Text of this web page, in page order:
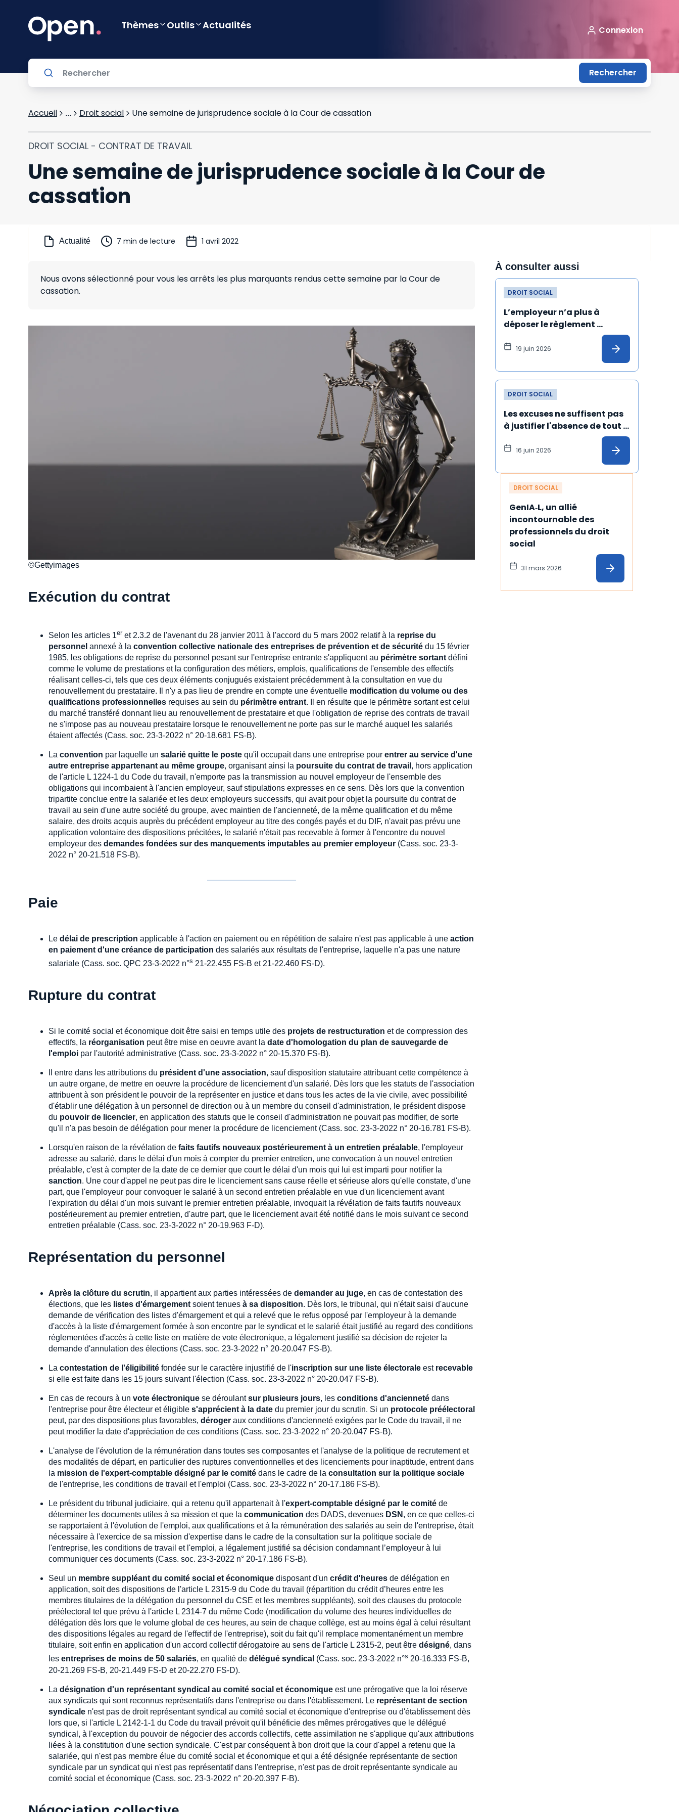
Thèmes Outils Actualités Connexion
Rechercher
Accueil ... Droit social Une semaine de jurisprudence sociale à la Cour de cassation
DROIT SOCIAL - CONTRAT DE TRAVAIL
Une semaine de jurisprudence sociale à la Cour de
cassation
Actualité 7 min de lecture 1 avril 2022
Nous avons sélectionné pour vous les arrêts les plus marquants rendus cette semaine par la Cour de
cassation.
©Gettyimages
Exécution du contrat
Selon les articles 1er et 2.3.2 de l'avenant du 28 janvier 2011 à l'accord du 5 mars 2002 relatif à la reprise du
personnel annexé à la convention collective nationale des entreprises de prévention et de sécurité du 15 février
1985, les obligations de reprise du personnel pesant sur l'entreprise entrante s'appliquent au périmètre sortant défini
comme le volume de prestations et la configuration des métiers, emplois, qualifications de l'ensemble des effectifs
réalisant celles-ci, tels que ces deux éléments conjugués existaient précédemment à la consultation en vue du
renouvellement du prestataire. Il n'y a pas lieu de prendre en compte une éventuelle modification du volume ou des
qualifications professionnelles requises au sein du périmètre entrant. Il en résulte que le périmètre sortant est celui
du marché transféré donnant lieu au renouvellement de prestataire et que l'obligation de reprise des contrats de travail
ne s'impose pas au nouveau prestataire lorsque le renouvellement ne porte pas sur le marché auquel les salariés
étaient affectés (Cass. soc. 23-3-2022 n° 20-18.681 FS-B).
La convention par laquelle un salarié quitte le poste qu'il occupait dans une entreprise pour entrer au service d'une
autre entreprise appartenant au même groupe, organisant ainsi la poursuite du contrat de travail , hors application
de l'article L 1224-1 du Code du travail, n'emporte pas la transmission au nouvel employeur de l'ensemble des
obligations qui incombaient à l'ancien employeur, sauf stipulations expresses en ce sens. Dès lors que la convention
tripartite conclue entre la salariée et les deux employeurs successifs, qui avait pour objet la poursuite du contrat de
travail au sein d'une autre société du groupe, avec maintien de l'ancienneté, de la même qualification et du même
salaire, des droits acquis auprès du précédent employeur au titre des congés payés et du DIF, n'avait pas prévu une
application volontaire des dispositions précitées, le salarié n'était pas recevable à former à l'encontre du nouvel
employeur des demandes fondées sur des manquements imputables au premier employeur (Cass. soc. 23-3-
2022 n° 20-21.518 FS-B).
Paie
Le délai de prescription applicable à l'action en paiement ou en répétition de salaire n'est pas applicable à une action
en paiement d'une créance de participation des salariés aux résultats de l'entreprise, laquelle n'a pas une nature
salariale (Cass. soc. QPC 23-3-2022 n°s 21-22.455 FS-B et 21-22.460 FS-D).
Rupture du contrat
Si le comité social et économique doit être saisi en temps utile des projets de restructuration et de compression des
effectifs, la réorganisation peut être mise en oeuvre avant la date d'homologation du plan de sauvegarde de
l'emploi par l'autorité administrative (Cass. soc. 23-3-2022 n° 20-15.370 FS-B).
Il entre dans les attributions du président d'une association, sauf disposition statutaire attribuant cette compétence à
un autre organe, de mettre en oeuvre la procédure de licenciement d'un salarié. Dès lors que les statuts de l'association
attribuent à son président le pouvoir de la représenter en justice et dans tous les actes de la vie civile, avec possibilité
d'établir une délégation à un personnel de direction ou à un membre du conseil d'administration, le président dispose
du pouvoir de licencier, en application des statuts que le conseil d'administration ne pouvait pas modifier, de sorte
qu'il n'a pas besoin de délégation pour mener la procédure de licenciement (Cass. soc. 23-3-2022 n° 20-16.781 FS-B).
Lorsqu'en raison de la révélation de faits fautifs nouveaux postérieurement à un entretien préalable, l'employeur
adresse au salarié, dans le délai d'un mois à compter du premier entretien, une convocation à un nouvel entretien
préalable, c'est à compter de la date de ce dernier que court le délai d'un mois qui lui est imparti pour notifier la
sanction. Une cour d'appel ne peut pas dire le licenciement sans cause réelle et sérieuse alors qu'elle constate, d'une
part, que l'employeur pour convoquer le salarié à un second entretien préalable en vue d'un licenciement avant
l'expiration du délai d'un mois suivant le premier entretien préalable, invoquait la révélation de faits fautifs nouveaux
postérieurement au premier entretien, d'autre part, que le licenciement avait été notifié dans le mois suivant ce second
entretien préalable (Cass. soc. 23-3-2022 n° 20-19.963 F-D).
Représentation du personnel
Après la clôture du scrutin, il appartient aux parties intéressées de demander au juge, en cas de contestation des
élections, que les listes d'émargementsoient tenues à sa disposition. Dès lors, le tribunal, qui n'était saisi d'aucune
demande de vérification des listes d'émargement et qui a relevé que le refus opposé par l'employeur à la demande
d'accès à la liste d'émargement formée à son encontre par le syndicat et le salarié était justifié au regard des conditions
réglementées d'accès à cette liste en matière de vote électronique, a légalement justifié sa décision de rejeter la
demande d'annulation des élections (Cass. soc. 23-3-2022 n° 20-20.047 FS-B).
La contestation de l'éligibilité fondée sur le caractère injustifié de l'inscription sur une liste électorale est recevable
si elle est faite dans les 15 jours suivant l'élection (Cass. soc. 23-3-2022 n° 20-20.047 FS-B).
En cas de recours à un vote électronique se déroulantsur plusieurs jours, les conditions d'ancienneté dans
l'entreprise pour être électeur et éligible s'apprécient à la date du premier jour du scrutin. Si un protocole préélectoral
peut, par des dispositions plus favorables, déroger aux conditions d'ancienneté exigées par le Code du travail, il ne
peut modifier la date d'appréciation de ces conditions (Cass. soc. 23-3-2022 n° 20-20.047 FS-B).
L'analyse de l'évolution de la rémunération dans toutes ses composantes et l'analyse de la politique de recrutement et
des modalités de départ, en particulier des ruptures conventionnelles et des licenciements pour inaptitude, entrent dans
la mission de l'expert-comptable désigné par le comité dans le cadre de la consultation sur la politique sociale
de l'entreprise, les conditions de travail et l'emploi (Cass. soc. 23-3-2022 n° 20-17.186 FS-B).
Le président du tribunal judiciaire, qui a retenu qu'il appartenait à l'expert-comptable désigné par le comité de
déterminer les documents utiles à sa mission et que la communication des DADS, devenues DSN , en ce que celles-ci
se rapportaient à l'évolution de l'emploi, aux qualifications et à la rémunération des salariés au sein de l'entreprise, était
nécessaire à l'exercice de sa mission d'expertise dans le cadre de la consultation sur la politique sociale de
l'entreprise, les conditions de travail et l'emploi, a légalement justifié sa décision condamnant l’employeur à lui
communiquer ces documents (Cass. soc. 23-3-2022 n° 20-17.186 FS-B).
Seul un membre suppléant du comité social et économique disposant d'un crédit d'heures de délégation en
application, soit des dispositions de l'article L 2315-9 du Code du travail (répartition du crédit d’heures entre les
membres titulaires de la délégation du personnel du CSE et les membres suppléants), soit des clauses du protocole
préélectoral tel que prévu à l'article L 2314-7 du même Code (modification du volume des heures individuelles de
délégation dès lors que le volume global de ces heures, au sein de chaque collège, est au moins égal à celui résultant
des dispositions légales au regard de l'effectif de l'entreprise), soit du fait qu'il remplace momentanément un membre
titulaire, soit enfin en application d'un accord collectif dérogatoire au sens de l'article L 2315-2, peut être désigné, dans
les entreprises de moins de 50 salariés, en qualité de délégué syndical (Cass. soc. 23-3-2022 n°s 20-16.333 FS-B,
20-21.269 FS-B, 20-21.449 FS-D et 20-22.270 FS-D).
La désignation d'un représentant syndical au comité social et économique est une prérogative que la loi réserve
aux syndicats qui sont reconnus représentatifs dans l'entreprise ou dans l'établissement. Le représentant de section
syndicale n'est pas de droit représentant syndical au comité social et économique d'entreprise ou d'établissement dès
lors que, si l'article L 2142-1-1 du Code du travail prévoit qu'il bénéficie des mêmes prérogatives que le délégué
syndical, à l'exception du pouvoir de négocier des accords collectifs, cette assimilation ne s'applique qu'aux attributions
liées à la constitution d'une section syndicale. C'est par conséquent à bon droit que la cour d'appel a retenu que la
salariée, qui n'est pas membre élue du comité social et économique et qui a été désignée représentante de section
syndicale par un syndicat qui n'est pas représentatif dans l'entreprise, n'est pas de droit représentante syndicale au
comité social et économique (Cass. soc. 23-3-2022 n° 20-20.397 F-B).
À consulter aussi
DROIT SOCIAL
L’employeur n’a plus à
déposer le règlement
intérieur au greffe du conseil
de prud’hommes
19 juin 2026
DROIT SOCIAL
Les excuses ne suffisent pas
à justifier l'absence de tout
16 juin 2026
DROIT SOCIAL
GenIA‑L, un allié
incontournable des
professionnels du droit
social
31 mars 2026